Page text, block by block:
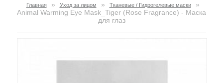
Главная » Уход за лицом » Тканевые / Гидрогелевые маски
»
Animal Warming Eye Mask_Tiger (Rose Fragrance) - Маска
для глаз